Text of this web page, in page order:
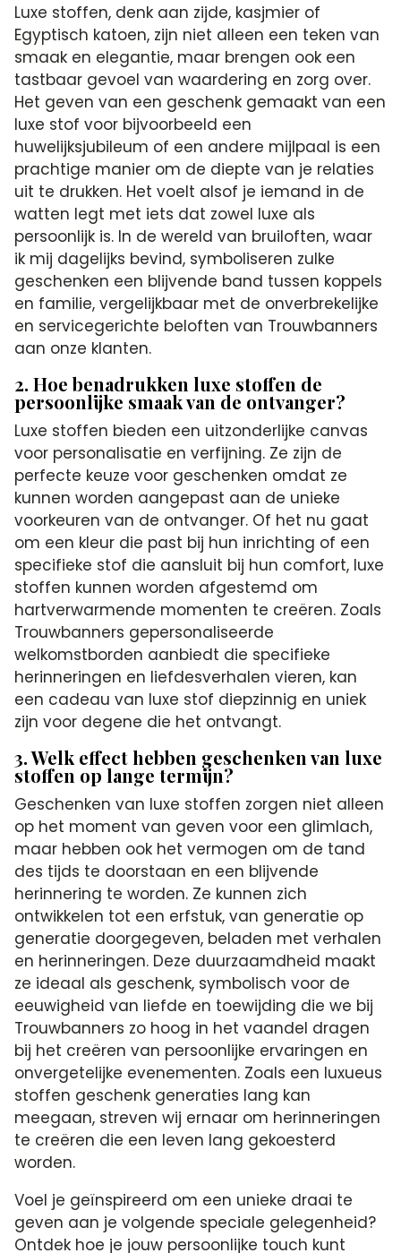
Luxe stoffen, denk aan zijde, kasjmier of
Egyptisch katoen, zijn niet alleen een teken van
smaak en elegantie, maar brengen ook een
tastbaar gevoel van waardering en zorg over.
Het geven van een geschenk gemaakt van een
luxe stof voor bijvoorbeeld een
huwelijksjubileum of een andere mijlpaal is een
prachtige manier om de diepte van je relaties
uit te drukken. Het voelt alsof je iemand in de
watten legt met iets dat zowel luxe als
persoonlijk is. In de wereld van bruiloften, waar
ik mij dagelijks bevind, symboliseren zulke
geschenken een blijvende band tussen koppels
en familie, vergelijkbaar met de onverbrekelijke
en servicegerichte beloften van Trouwbanners
aan onze klanten.
2. Hoe benadrukken luxe stoffen de
persoonlijke smaak van de ontvanger?
Luxe stoffen bieden een uitzonderlijke canvas
voor personalisatie en verfijning. Ze zijn de
perfecte keuze voor geschenken omdat ze
kunnen worden aangepast aan de unieke
voorkeuren van de ontvanger. Of het nu gaat
om een kleur die past bij hun inrichting of een
specifieke stof die aansluit bij hun comfort, luxe
stoffen kunnen worden afgestemd om
hartverwarmende momenten te creëren. Zoals
Trouwbanners gepersonaliseerde
welkomstborden aanbiedt die specifieke
herinneringen en liefdesverhalen vieren, kan
een cadeau van luxe stof diepzinnig en uniek
zijn voor degene die het ontvangt.
3. Welk effect hebben geschenken van luxe
stoffen op lange termijn?
Geschenken van luxe stoffen zorgen niet alleen
op het moment van geven voor een glimlach,
maar hebben ook het vermogen om de tand
des tijds te doorstaan en een blijvende
herinnering te worden. Ze kunnen zich
ontwikkelen tot een erfstuk, van generatie op
generatie doorgegeven, beladen met verhalen
en herinneringen. Deze duurzaamdheid maakt
ze ideaal als geschenk, symbolisch voor de
eeuwigheid van liefde en toewijding die we bij
Trouwbanners zo hoog in het vaandel dragen
bij het creëren van persoonlijke ervaringen en
onvergetelijke evenementen. Zoals een luxueus
stoffen geschenk generaties lang kan
meegaan, streven wij ernaar om herinneringen
te creëren die een leven lang gekoesterd
worden.
Voel je geïnspireerd om een unieke draai te
geven aan je volgende speciale gelegenheid?
Ontdek hoe je jouw persoonlijke touch kunt